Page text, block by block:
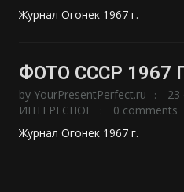
Журнал Огонек 1967 г.
ФОТО СССР 1967
by YourPresentPerfect.ru 23
ИНТЕРЕСНОЕ
0 comments
Журнал Огонек 1967 г.